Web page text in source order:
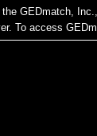
GEDmatch,
To access